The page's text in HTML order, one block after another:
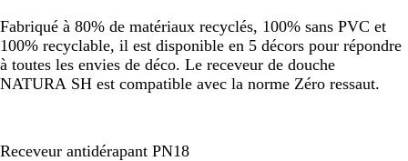
Fabriqué à 80% de matériaux recyclés, 100% sans PVC et
100% recyclable, il est disponible en 5 décors pour répondre
à toutes les envies de déco. Le receveur de douche
NATURA SH est compatible avec la norme Zéro ressaut.
Receveur antidérapant PN18